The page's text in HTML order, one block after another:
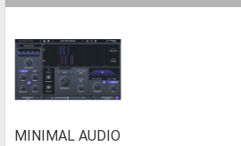
MINIMAL AUDIO